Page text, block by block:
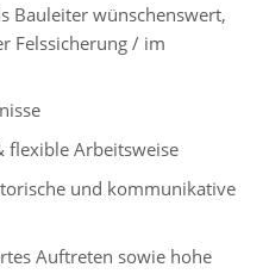
Bauleiter wünschenswert,
Felssicherung / im
flexible Arbeitsweise
und kommunikative
Auftreten sowie hohe